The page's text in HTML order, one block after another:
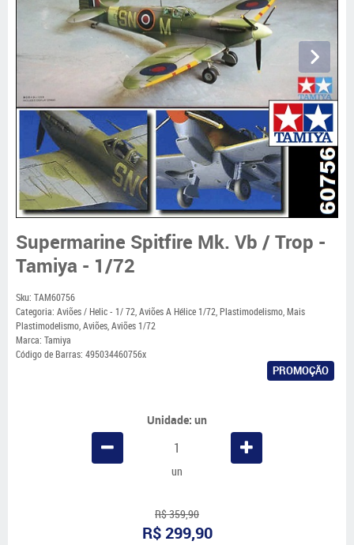
Supermarine Spitfire Mk. Vb / Trop -
Tamiya - 1/72
Sku: TAM60756
Categoria: Aviões / Helic - 1/ 72,Aviões A Hélice 1/72,Plastimodelismo,Mais
Plastimodelismo,Aviões,Aviões 1/72
Marca: Tamiya
Código de Barras: 495034460756x
PROMOÇÃO
Unidade: un
un
R$ 359,90
R$ 299,90